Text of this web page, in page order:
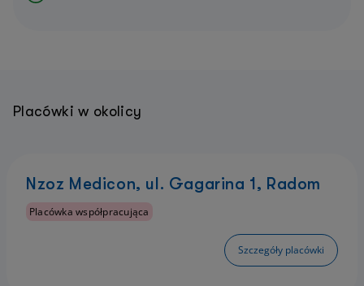
Placówki w okolicy
Nzoz Medicon, ul. Gagarina 1, Radom
Placówka współpracująca
Szczegóły placówki